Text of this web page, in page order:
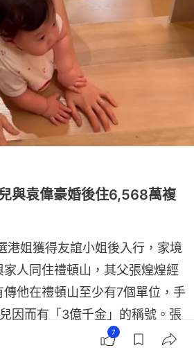
與袁偉豪婚後住6,568萬複
港姐獲得友誼小姐後入行，家境
人同住禮頓山，其父張煌煌經
他在禮頓山至少有7個單位，手
因而有「3億千金」的稱號。張
2019年以6,568.3萬元購入西貢
7